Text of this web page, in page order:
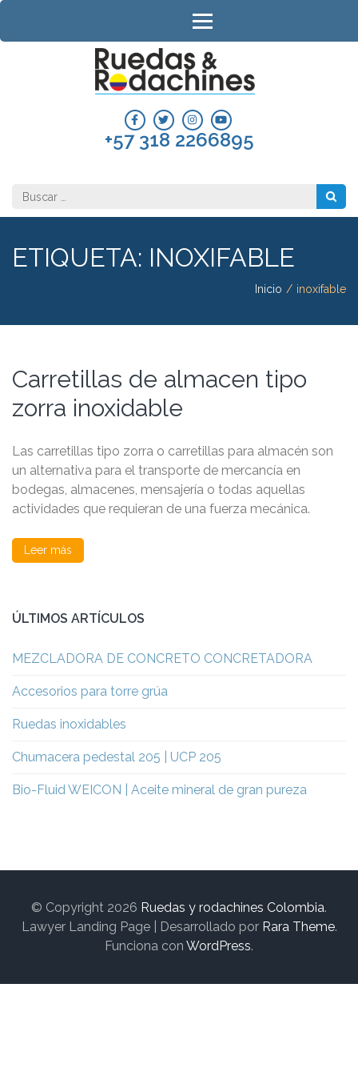
Saltar
contenido
+57 318 2266895
Buscar:
ETIQUETA: INOXIFABLE
Inicio / inoxifable
Carretillas de almacen tipo
zorra inoxidable
Las carretillas tipo zorra o carretillas para almacén son
un alternativa para el transporte de mercancía en
bodegas, almacenes, mensajería o todas aquellas
actividades que requieran de una fuerza mecánica.
Leer más
ÚLTIMOS ARTÍCULOS
MEZCLADORA DE CONCRETO CONCRETADORA
Accesorios para torre grúa
Ruedas inoxidables
Chumacera pedestal 205 | UCP 205
Bio-Fluid WEICON | Aceite mineral de gran pureza
© Copyright 2026 Ruedas y rodachines Colombia.
Lawyer Landing Page | Desarrollado por Rara Theme.
Funciona con WordPress.